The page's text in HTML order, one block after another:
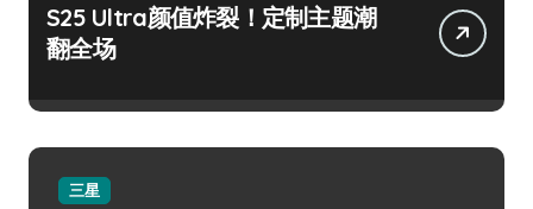
S25 Ultra颜值炸裂！定制主题潮
翻全场
三星